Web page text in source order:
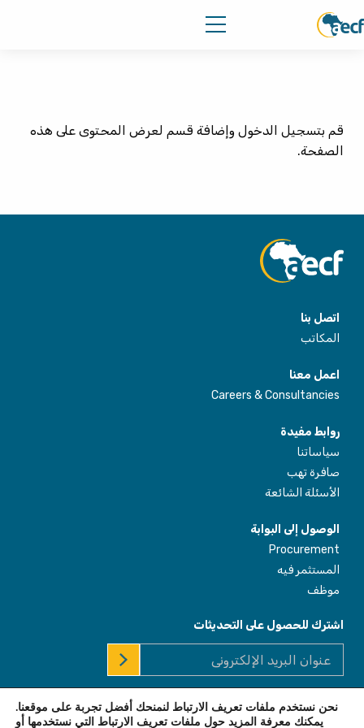
قم بتسجيل الدخول وإضافة قسم لعرض المحتوى على هذه
الصفحة.
اتصل بنا
المكاتب
اعمل معنا
Careers & Consultancies
روابط مفيدة
سياساتنا
صافرة تهب
الأسئلة الشائعة
الوصول إلى البوابة
Procurement
المستثمر فيه
موظف
اشترك للحصول على التحديثات
نحن نستخدم ملفات تعريف الارتباط لنمنحك أفضل تجربة على موقعنا.
يمكنك معرفة المزيد حول ملفات تعريف الارتباط التي نستخدمها أو